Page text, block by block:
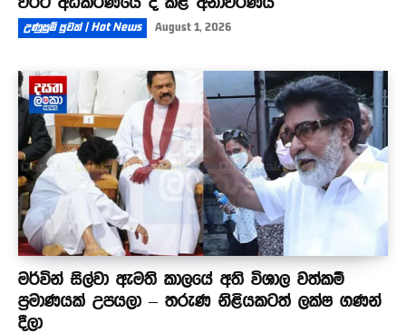
උණුසුම් පුවත් | Hot News August 1, 2026
මර්වින් සිල්වා ඇමති කාලයේ අති විශාල වත්කම්
ප්‍රමාණයක් උපයලා – තරුණ නිළියකටත් ලක්ෂ ගණන්
දීලා